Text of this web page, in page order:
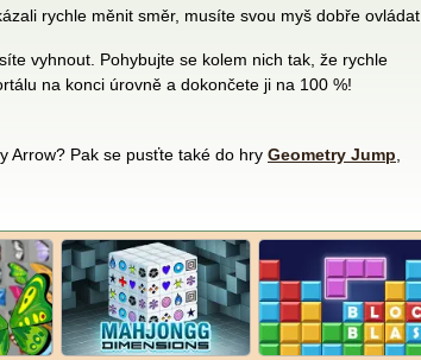
rychle měnit směr, musíte svou myš dobře ovládat.
vyhnout. Pohybujte se kolem nich tak, že rychle
na konci úrovně a dokončete ji na 100 %!
Arrow? Pak se pusťte také do hry Geometry Jump